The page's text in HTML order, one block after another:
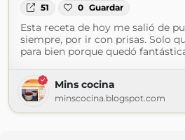
51 0 Guardar
Esta receta de hoy me salió de
siempre, por ir con prisas. Solo
para bien porque quedó
Mins cocina
minscocina.blogspot.com